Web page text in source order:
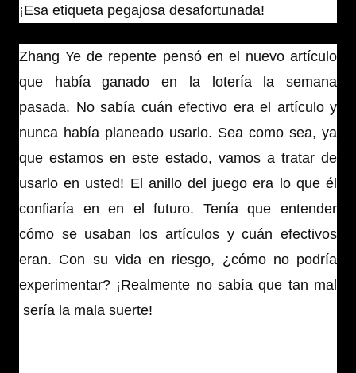
¡Esa etiqueta pegajosa desafortunada!
Zhang Ye de repente pensó en el nuevo artículo
que había ganado en la lotería la semana
pasada. No sabía cuán efectivo era el artículo y
nunca había planeado usarlo. Sea como sea, ya
que estamos en este estado, vamos a tratar de
usarlo en usted! El anillo del juego era lo que él
confiaría en en el futuro. Tenía que entender
cómo se usaban los artículos y cuán efectivos
eran. Con su vida en riesgo, ¿cómo no podría
experimentar? ¡Realmente no sabía que tan mal
sería la mala suerte!